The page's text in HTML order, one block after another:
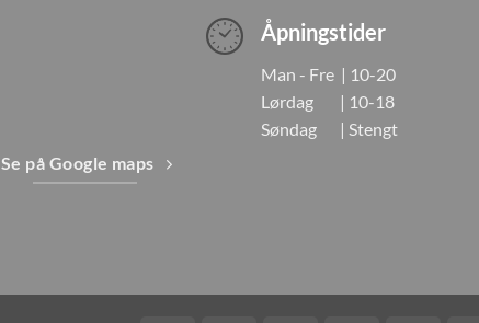
Se på Google maps
Åpningstider
Man - Fre | 10-20
Lørdag | 10-18
Søndag | Stengt